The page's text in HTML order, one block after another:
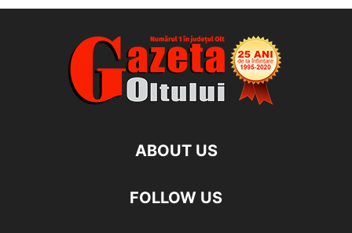
ABOUT US
FOLLOW US